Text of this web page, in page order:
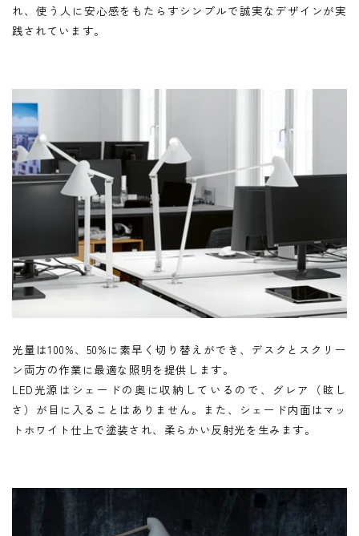
れ、使う人に安心感をもたらすシンプルで誠実なデザインが実
践されています。
光量は100%、50%に素早く切り替えができ、デスクとスクリー
ン両方の作業に最適な照明を提供します。
LED光源はシェードの奥に収納しているので、グレア（眩し
さ）が目に入ることはありません。また、シェード内面はマッ
トホワイト仕上で塗装され、柔らかい反射光を生みます。